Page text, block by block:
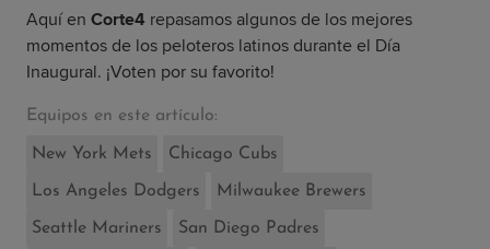
Aquí en Corte4 repasamos algunos de los mejores
momentos de los peloteros latinos durante el Día
Inaugural. ¡Voten por su favorito!
Equipos en este artículo:
New York Mets Chicago Cubs
Los Angeles Dodgers Milwaukee Brewers
Seattle Mariners San Diego Padres